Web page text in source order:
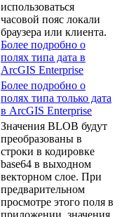
использоваться
часовой пояс локали
браузера или клиента.
Более подробно о
полях типа дата в
ArcGIS Enterprise
Более подробно о
полях типа только дата
в ArcGIS Enterprise
Значения BLOB будут
преобразованы в
строки в кодировке
base64 в выходном
векторном слое. При
предварительном
просмотре этого поля в
приложении, значения